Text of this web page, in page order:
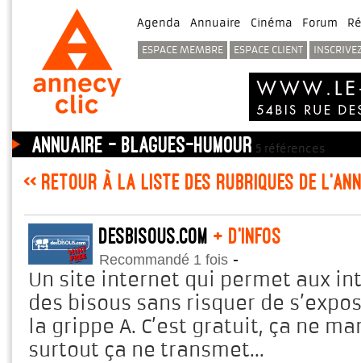
Agenda Annuaire Cinéma Forum
ESPACE MEMBRE ESPACE CLIENT
Annuaire - Blagues-Humour 5 références
<< Retour à la liste des rubriques de
desBisous.com + d'infos
Recommandé 1 fois -
Un site internet qui permet aux
des bisous sans risquer de
la grippe A. C’est gratuit, ça ne
surtout ça ne transmet...